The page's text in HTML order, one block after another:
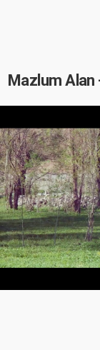
Mazlum Alan